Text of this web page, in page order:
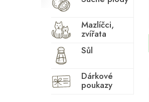
Mazlíčci,
zvířata
Sůl
Dárkové
poukazy